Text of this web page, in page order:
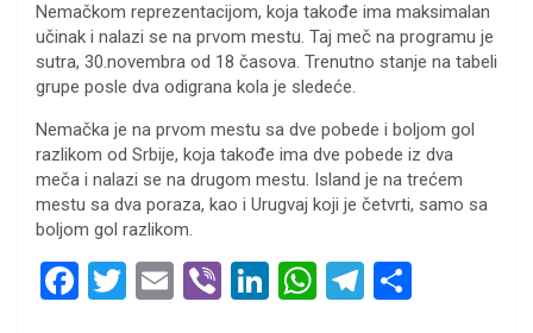
Nemačkom reprezentacijom, koja takođe ima maksimalan
učinak i nalazi se na prvom mestu. Taj meč na programu je
sutra, 30.novembra od 18 časova. Trenutno stanje na tabeli
grupe posle dva odigrana kola je sledeće.
Nemačka je na prvom mestu sa dve pobede i boljom gol
razlikom od Srbije, koja takođe ima dve pobede iz dva
meča i nalazi se na drugom mestu. Island je na trećem
mestu sa dva poraza, kao i Urugvaj koji je četvrti, samo sa
boljom gol razlikom.
F
T
E
Vi Li
W T